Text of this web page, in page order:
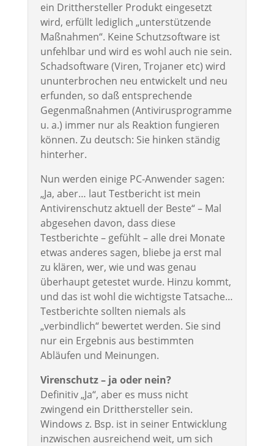
ein Dritthersteller Produkt eingesetzt
wird, erfüllt lediglich „unterstützende
Maßnahmen“. Keine Schutzsoftware ist
unfehlbar und wird es wohl auch nie sein.
Schadsoftware (Viren, Trojaner etc) wird
ununterbrochen neu entwickelt und neu
erfunden, so daß entsprechende
Gegenmaßnahmen (Antivirusprogramme
u. a.) immer nur als Reaktion fungieren
können. Zu deutsch: Sie hinken ständig
hinterher.
Nun werden einige PC-Anwender sagen:
„Ja, aber… laut Testbericht ist mein
Antivirenschutz aktuell der Beste“ – Mal
abgesehen davon, dass diese
Testberichte – gefühlt – alle drei Monate
etwas anderes sagen, bliebe ja erst mal
zu klären, wer, wie und was genau
überhaupt getestet wurde. Hinzu kommt,
und das ist wohl die wichtigste Tatsache…
Testberichte sollten niemals als
„verbindlich“ bewertet werden. Sie sind
nur ein Ergebnis aus bestimmten
Abläufen und Meinungen.
Virenschutz – ja oder nein?
Definitiv „Ja“, aber es muss nicht
zwingend ein Dritthersteller sein.
Windows z. Bsp. ist in seiner Entwicklung
inzwischen ausreichend weit, um sich